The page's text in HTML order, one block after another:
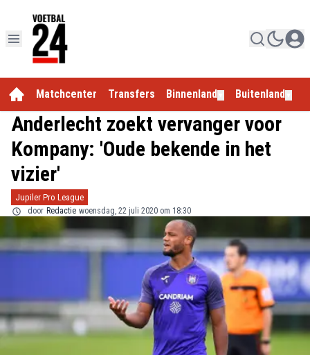
Matchcenter Transfers Binnenland Buitenland
Anderlecht zoekt vervanger voor
Kompany: 'Oude bekende in het
vizier'
Jupiler Pro League
door Redactie woensdag, 22 juli 2020 om 18:30